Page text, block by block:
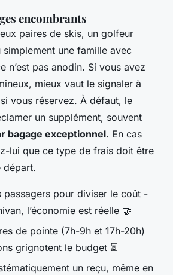
encombrants
paires de skis, un golfeur
une famille avec
n’est pas anodin. Si vous avez
mieux vaut le signaler à
vous réservez. À défaut, le
un supplément, souvent
bagage exceptionnel. En cas
lui que ce type de frais doit être
départ.
passagers pour diviser le coût -
l’économie est réelle 🤝
de pointe (7h-9h et 17h-20h)
grignotent le budget ⏳
un reçu, même en